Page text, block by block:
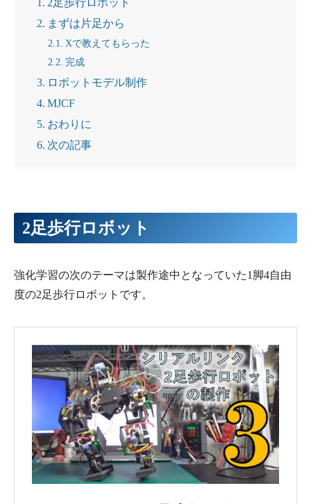
2足歩行ロボット
まずは片足から
Xで教えてもらった
完成
ロボットモデル制作
MJCF
おわりに
次の記事
2足歩行ロボット
強化学習の次のテーマは製作途中となっていた1脚4自由
度の2足歩行ロボットです。